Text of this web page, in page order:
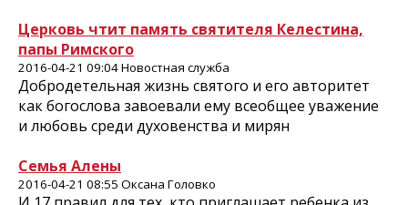
Церковь чтит память святителя Келестина,
папы Римского
2016-04-21 09:04 Новостная служба
Добродетельная жизнь святого и его авторитет
как богослова завоевали ему всеобщее уважение
и любовь среди духовенства и мирян
Семья Алены
2016-04-21 08:55 Оксана Головко